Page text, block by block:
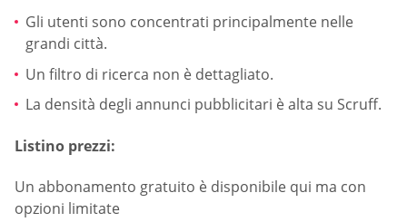
Gli utenti sono concentrati principalmente nelle
grandi città.
Un filtro di ricerca non è dettagliato.
La densità degli annunci pubblicitari è alta su Scruff.
Listino prezzi:
Un abbonamento gratuito è disponibile qui ma con
opzioni limitate